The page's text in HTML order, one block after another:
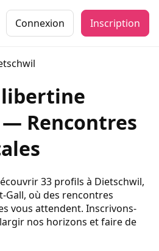
Connexion Inscription
Rencontres
33 profils à Dietschwil,
Gall, où des rencontres
vous attendent. Inscrivons-
nos horizons et faire de